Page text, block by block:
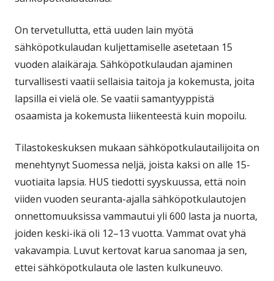
On tervetullutta, että uuden lain myötä
sähköpotkulaudan kuljettamiselle asetetaan 15
vuoden alaikäraja. Sähköpotkulaudan ajaminen
turvallisesti vaatii sellaisia taitoja ja kokemusta, joita
lapsilla ei vielä ole. Se vaatii samantyyppistä
osaamista ja kokemusta liikenteestä kuin mopoilu.
Tilastokeskuksen mukaan sähköpotkulautailijoita on
menehtynyt Suomessa neljä, joista kaksi on alle 15-
vuotiaita lapsia. HUS tiedotti syyskuussa, että noin
viiden vuoden seuranta-ajalla sähköpotkulautojen
onnettomuuksissa vammautui yli 600 lasta ja nuorta,
joiden keski-ikä oli 12–13 vuotta. Vammat ovat yhä
vakavampia. Luvut kertovat karua sanomaa ja sen,
ettei sähköpotkulauta ole lasten kulkuneuvo.